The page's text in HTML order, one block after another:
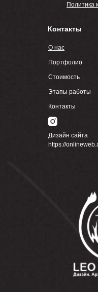
О нас
Контакты
Политика
Портфолио
Стоимость
Этапы работы
Контакты
Дизайн сайта
https://